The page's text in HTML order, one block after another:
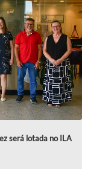
será lotada no ILA